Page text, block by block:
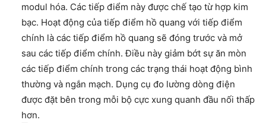
modul hóa. Các tiếp điểm này được chế tạo từ hợp kim
bạc. Hoạt động của tiếp điểm hồ quang với tiếp điểm
chính là các tiếp điểm hồ quang sẽ đóng trước và mở
sau các tiếp điểm chính. Điều này giảm bớt sự ăn mòn
các tiếp điểm chính trong các trạng thái hoạt động bình
thường và ngắn mạch. Dụng cụ đo lường dòng điện
được đặt bên trong mỗi bộ cực xung quanh đầu nối thấp
hơn.